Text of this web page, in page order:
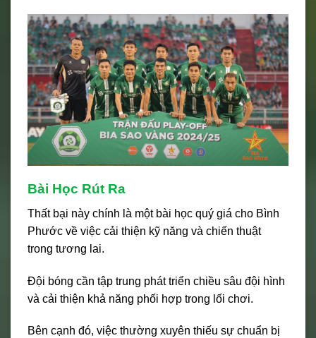
Bài Học Rút Ra
Thất bại này chính là một bài học quý giá cho Bình
Phước về việc cải thiện kỹ năng và chiến thuật
trong tương lai.
Đội bóng cần tập trung phát triển chiều sâu đội hình
và cải thiện khả năng phối hợp trong lối chơi.
Bên cạnh đó, việc thường xuyên thiếu sự chuẩn bị